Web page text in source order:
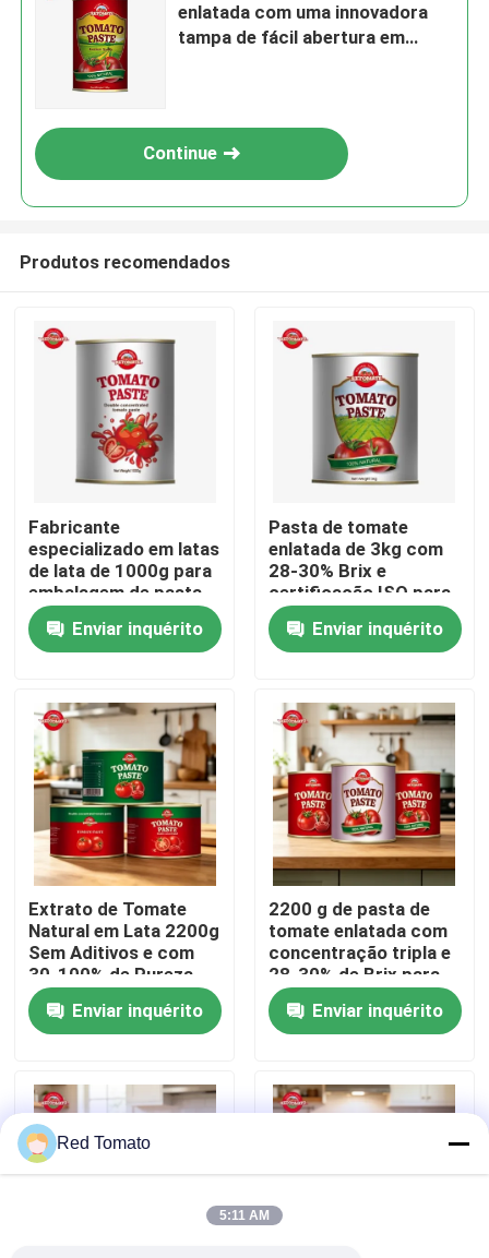
Para casa
Vídeos
Sobre nós
Visita à fábrica
Controle de qualidade
Contacte-nos
Solicite um orçamento
Pasta de Tomate Vermelho
enlatada com uma innovadora
tampa de fácil abertura em
Continue
Produtos recomendados
Fabricante
especializado em latas
de lata de 1000g para
embalagem de pasta
de tomate
Enviar inquérito
Pasta de tomate
enlatada de 3kg com
28-30% Brix e
certificação ISO para
catering e atacado
Enviar inquérito
Extrato de Tomate
Natural em Lata 2200g
Sem Aditivos e com
30-100% de Pureza
Enviar inquérito
2200 g de pasta de
tomate enlatada com
concentração tripla e
28-30% de Brix para
um sabor superior
Enviar inquérito
Red Tomato
5:11 AM